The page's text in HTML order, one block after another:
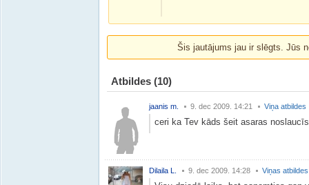
Šis jautājums jau ir slēgts. Jūs
Atbildes (10)
jaanis m. 9. dec 2009. 14:21 Viņa atbildes
ceri ka Tev kāds šeit asaras
Dilaila L. 9. dec 2009. 14:28 Viņas atbildes